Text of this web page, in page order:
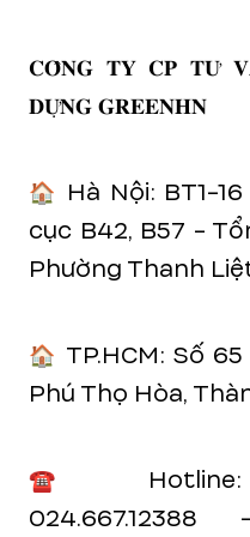
𝐂𝐎̂𝐍𝐆 𝐓𝐘 𝐂𝐏 𝐓𝐔̛
𝐃𝐔̛̣𝐍𝐆 𝐆𝐑𝐄𝐄𝐍𝐇𝐍
🏠 Hà Nội: BT1-
cục B42, B57 -
Phường Thanh
🏠 TP.HCM: Số
Phú Thọ Hòa,
☎️ Hotline: